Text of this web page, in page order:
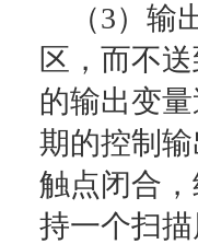
（3）输
区，而不
的输出变
期的控制
触点闭合
持一个扫